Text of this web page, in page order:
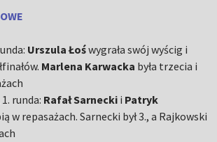
Urszula Łośwygrała swój wyścig i
Marlena Karwacka była trzecia i
runda: Rafał Sarnecki i Patryk
w repasażach. Sarnecki był 3., a Rajkowski